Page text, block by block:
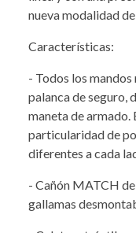
nueva modalidad
Características:
- Todos los
palanca de seguro,
maneta de armado.
particularidad de
diferentes a cada
- Cañón MATCH
gallamas